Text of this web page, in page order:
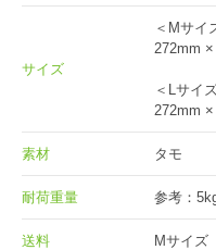
サイズ
＜Mサイ
272mm
＜Lサイ
272mm
素材 タモ
耐荷重量 参考：
送料 Mサイズ